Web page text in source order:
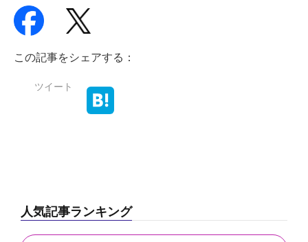
この記事をシェアする：
ツイート
人気記事ランキング